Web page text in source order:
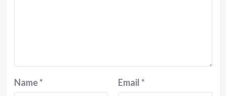
Name* Email*